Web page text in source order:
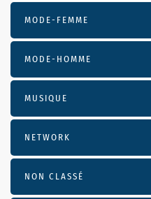
MODE-FEMME
MODE-HOMME
MUSIQUE
NETWORK
NON CLASSÉ